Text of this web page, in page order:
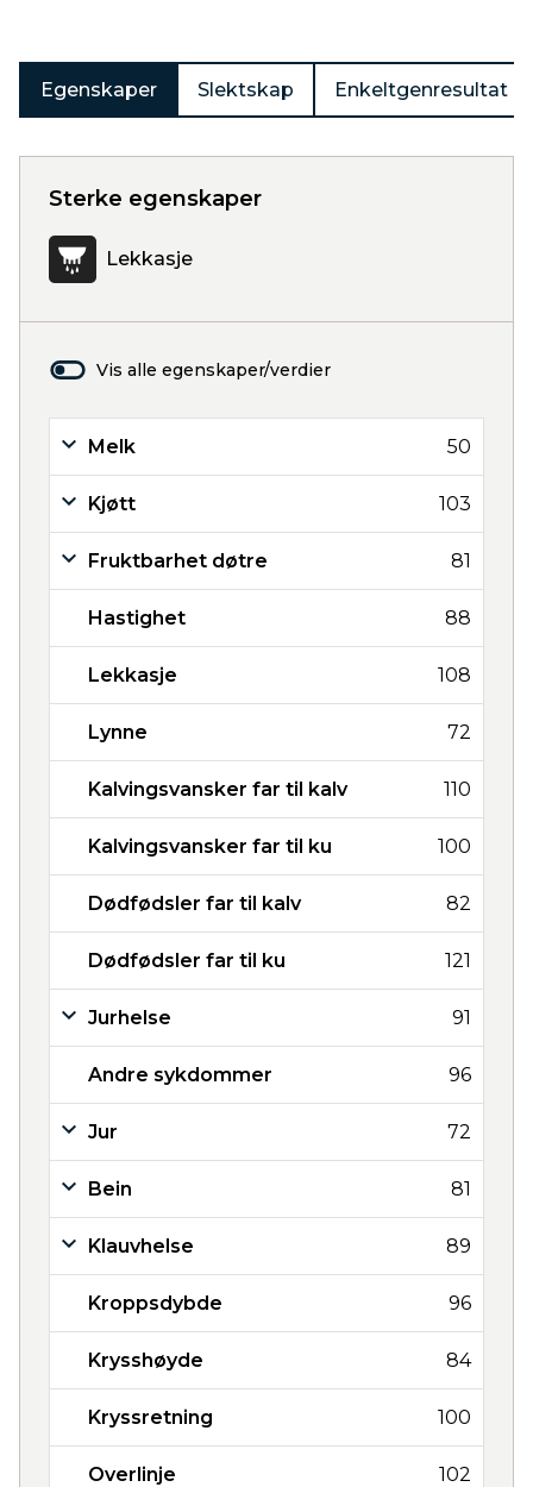
Egenskaper Slektskap Enkeltgenresultat
Sterke egenskaper
Lekkasje
Vis alle egenskaper/verdier
Melk 50
Kjøtt 103
Fruktbarhet døtre 81
Hastighet 88
Lekkasje 108
Lynne 72
Kalvingsvansker far til kalv 110
Kalvingsvansker far til ku 100
Dødfødsler far til kalv 82
Dødfødsler far til ku 121
Jurhelse 91
Andre sykdommer 96
Jur 72
Bein 81
Klauvhelse 89
Kroppsdybde 96
Krysshøyde 84
Kryssretning 100
Overlinje 102